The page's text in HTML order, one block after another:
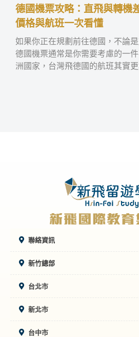
德國機票攻略：直飛與轉機
價格與航班一次看懂
如果你正在規劃前往德國，不論
德國機票通常是你需要考慮的一
洲國家，台灣飛德國的航班其實
聯絡資訊
新竹總部
台北市
新北市
台中市